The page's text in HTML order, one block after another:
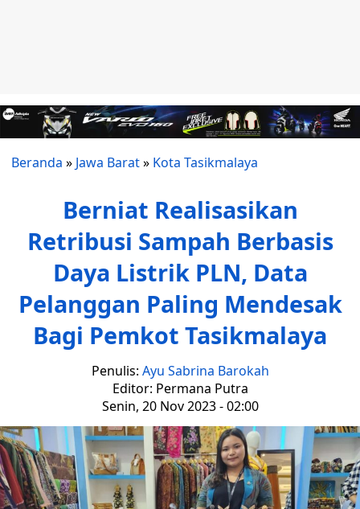
Beranda » Jawa Barat» Kota Tasikmalaya
Berniat Realisasikan
Retribusi Sampah Berbasis
Daya Listrik PLN, Data
Pelanggan Paling Mendesak
Bagi Pemkot Tasikmalaya
Penulis: Ayu Sabrina Barokah
Editor: Permana Putra
Senin, 20 Nov 2023 - 02:00